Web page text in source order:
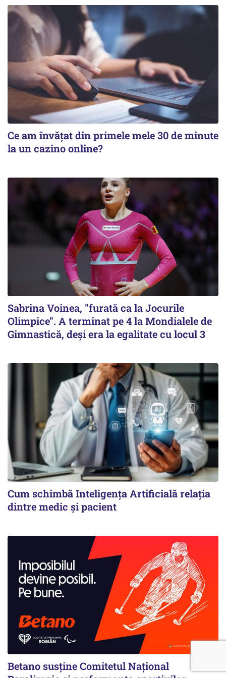
Ce am învățat din primele mele 30 de minute
la un cazino online?
Sabrina Voinea, "furată ca la Jocurile
Olimpice". A terminat pe 4 la Mondialele de
Gimnastică, deşi era la egalitate cu locul 3
Cum schimbă Inteligența Artificială relația
dintre medic și pacient
Betano susține Comitetul Național